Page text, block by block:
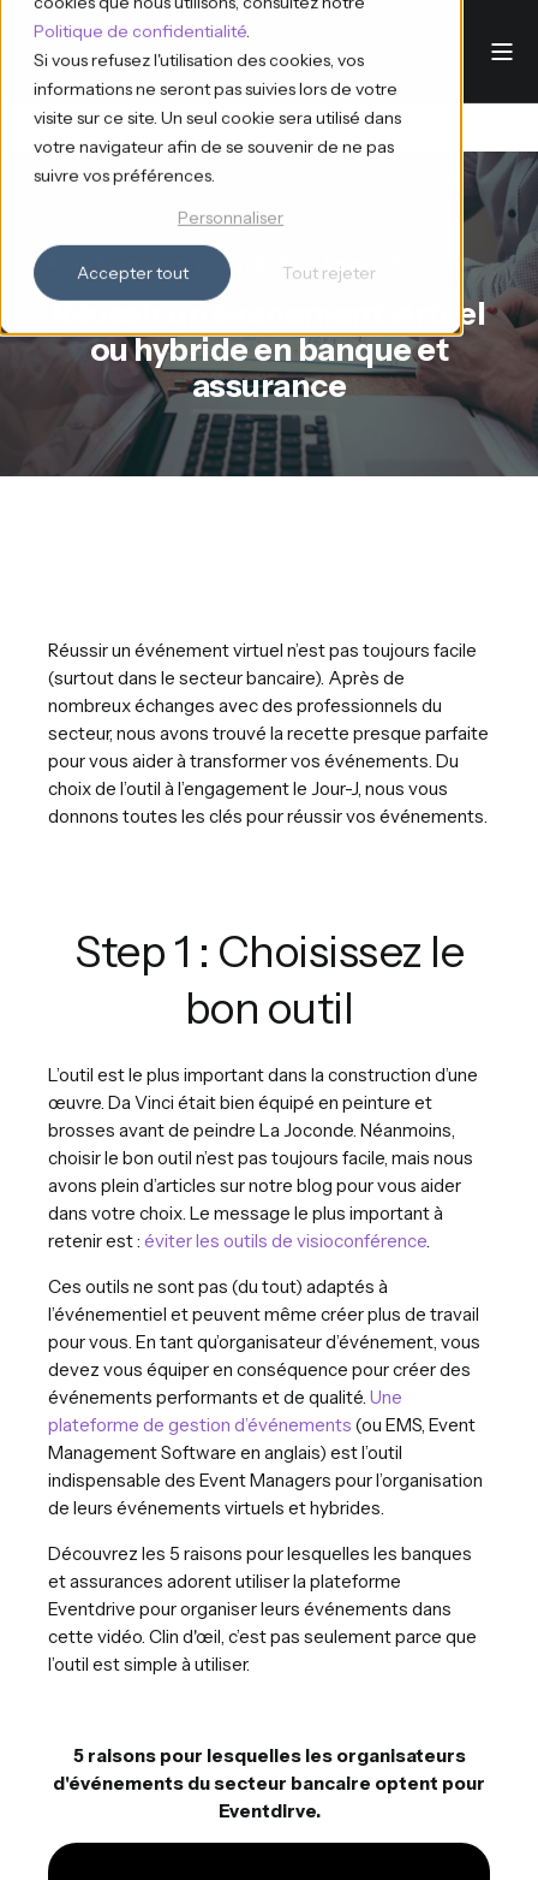
Politique de confidentialité.
Si vous refusez l'utilisation des cookies, vos
informations ne seront pas suivies lors de votre
visite sur ce site. Un seul cookie sera utilisé dans
votre navigateur afin de se souvenir de ne pas
suivre vos préférences.
Personnaliser
Accepter tout Tout rejeter
Ana d'Eventdrive 12.11.2024 6 min read
Réussir un événement virtuel
ou hybride en banque et
assurance
Réussir un événement virtuel n’est pas toujours facile
(surtout dans le secteur bancaire). Après de
nombreux échanges avec des professionnels du
secteur, nous avons trouvé la recette presque parfaite
pour vous aider à transformer vos événements. Du
choix de l’outil à l’engagement le Jour-J, nous vous
donnons toutes les clés pour réussir vos événements.
Step 1 : Choisissez le
bon outil
L’outil est le plus important dans la construction d’une
œuvre. Da Vinci était bien équipé en peinture et
brosses avant de peindre La Joconde. Néanmoins,
choisir le bon outil n’est pas toujours facile, mais nous
avons plein d’articles sur notre blog pour vous aider
dans votre choix. Le message le plus important à
retenir est : éviter les outils de visioconférence
Ces outils ne sont pas (du tout) adaptés à
l’événementiel et peuvent même créer plus de travail
pour vous. En tant qu’organisateur d’événement, vous
devez vous équiper en conséquence pour créer des
événements performants et de qualité. Une
plateforme de gestion d’événements (ou EMS, Event
Management Software en anglais) est l’outil
indispensable des Event Managers pour l’organisation
de leurs événements virtuels et hybrides.
Découvrez les 5 raisons pour lesquelles les banques
et assurances adorent utiliser la plateforme
Eventdrive pour organiser leurs événements dans
cette vidéo. Clin d'œil, c’est pas seulement parce que
l’outil est simple à utiliser.
5 raisons pour lesquelles les organisateurs
d'événements du secteur bancaire optent pour
Eventdirve.